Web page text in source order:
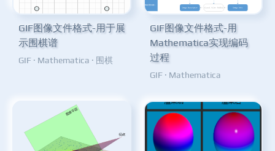
GIF图像文件格式-用于展
示围棋谱
GIF · Mathematica · 围棋
GIF图像文件格式-用
Mathematica实现编码
过程
GIF · Mathematica